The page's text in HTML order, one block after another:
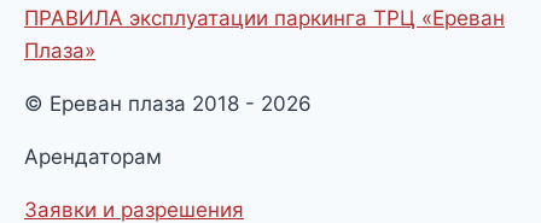
ПРАВИЛА эксплуатации паркинга ТРЦ «Ереван
Плаза»
© Ереван плаза 2018 - 2026
Арендаторам
Заявки и разрешения